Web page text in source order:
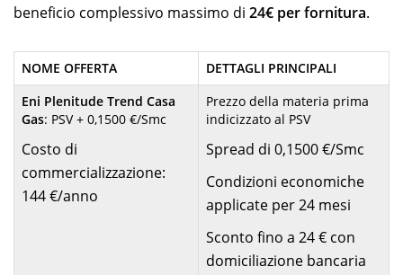
beneficio complessivo massimo di 24€ per fornitura.
NOME OFFERTA
DETTAGLI PRINCIPALI
Eni Plenitude Trend Casa
Gas: PSV + 0,1500 €/Smc
Costo di
commercializzazione:
144 €/anno
Prezzo della materia prima
indicizzato al PSV
Spread di 0,1500 €/Smc
Condizioni economiche
applicate per 24 mesi
Sconto fino a 24 € con
domiciliazione bancaria